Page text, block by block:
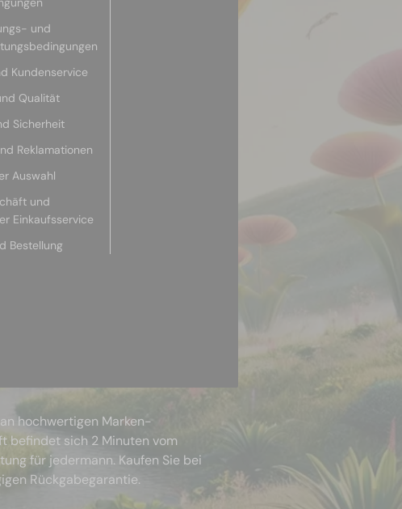
und
Kundenservice
Qualität
Sicherheit
Reklamationen
Auswahl
und
Einkaufsservice
Bestellung
hochwertigen Marken-
befindet sich 2 Minuten vom
für jedermann. Kaufen Sie bei
Rückgabegarantie.